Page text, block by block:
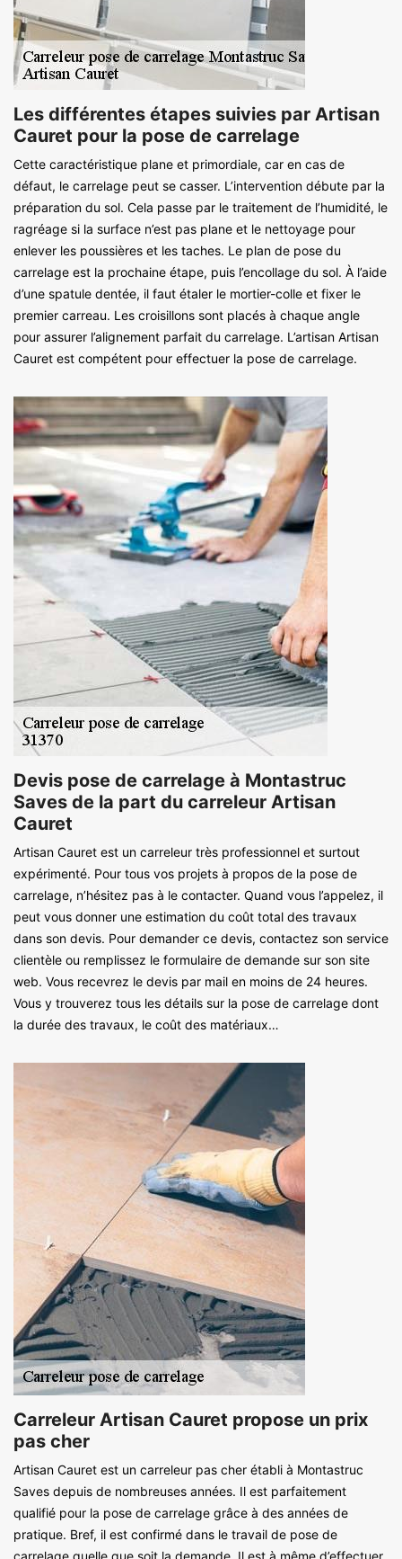
Les différentes étapes suivies par Artisan
Cauret pour la pose de carrelage
Cette caractéristique plane et primordiale, car en cas de
défaut, le carrelage peut se casser. L’intervention débute par la
préparation du sol. Cela passe par le traitement de l’humidité, le
ragréage si la surface n’est pas plane et le nettoyage pour
enlever les poussières et les taches. Le plan de pose du
carrelage est la prochaine étape, puis l’encollage du sol. À l’aide
d’une spatule dentée, il faut étaler le mortier-colle et fixer le
premier carreau. Les croisillons sont placés à chaque angle
pour assurer l’alignement parfait du carrelage. L’artisan Artisan
Cauret est compétent pour effectuer la pose de carrelage.
Devis pose de carrelage à Montastruc
Saves de la part du carreleur Artisan
Cauret
Artisan Cauret est un carreleur très professionnel et surtout
expérimenté. Pour tous vos projets à propos de la pose de
carrelage, n’hésitez pas à le contacter. Quand vous l’appelez, il
peut vous donner une estimation du coût total des travaux
dans son devis. Pour demander ce devis, contactez son service
clientèle ou remplissez le formulaire de demande sur son site
web. Vous recevrez le devis par mail en moins de 24 heures.
Vous y trouverez tous les détails sur la pose de carrelage dont
la durée des travaux, le coût des matériaux…
Carreleur Artisan Cauret propose un prix
pas cher
Artisan Cauret est un carreleur pas cher établi à Montastruc
Saves depuis de nombreuses années. Il est parfaitement
qualifié pour la pose de carrelage grâce à des années de
pratique. Bref, il est confirmé dans le travail de pose de
carrelage quelle que soit la demande. Il est à même d’effectuer